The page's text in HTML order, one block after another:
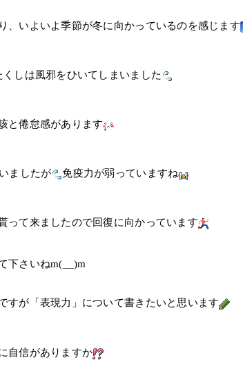
、いよいよ季節が冬に向かっているのを感じます
しは風邪をひいてしまいました
と倦怠感があります
ましたが 免疫力が弱っていますね
って来ましたので回復に向かっています
下さいねm(__)m
すが「表現力」について書きたいと思います
自信がありますか